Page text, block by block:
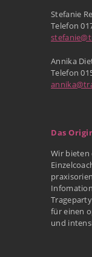
Stefanie
Telefon
Annika
Telefon
Das
Wir
für einen
und